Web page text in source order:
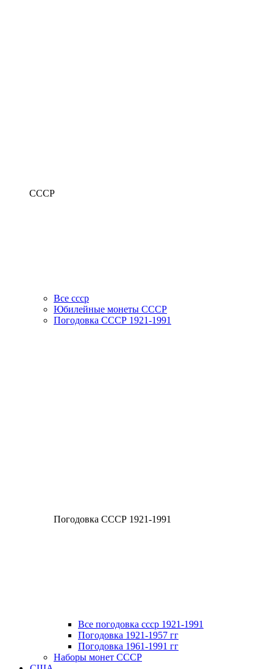
СССР
Все ссср
Юбилейные монеты СССР
Погодовка СССР 1921-1991
Погодовка СССР 1921-1991
Все погодовка ссср 1921-1991
Погодовка 1921-1957 гг
Погодовка 1961-1991 гг
Наборы монет СССР